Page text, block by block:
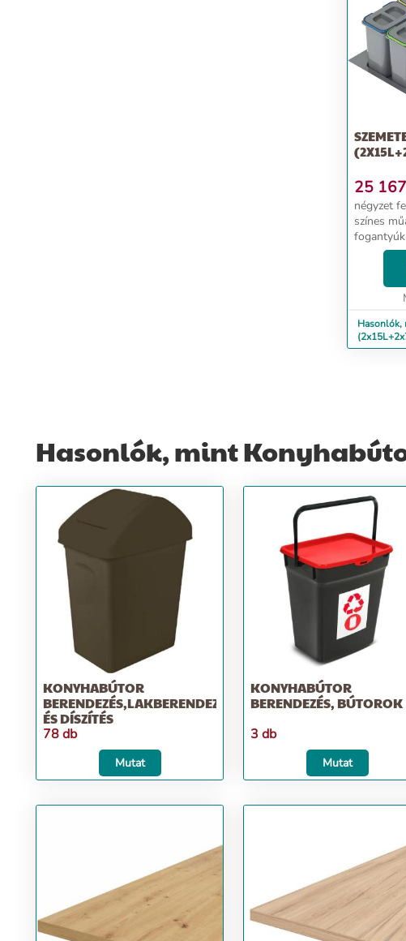
25 167
négyzet fedéllel ellátott tartályok
színes
vannak
és L-500
Hasonlók,
Hasonlók, mint
KONYHABÚTOR
BERENDEZÉS,LAKBERENDEZÉS
ÉS DÍSZÍTÉS
78 db
Mutat
KONYHABÚTOR
BERENDEZÉS, BÚTOROK
3 db
Mutat